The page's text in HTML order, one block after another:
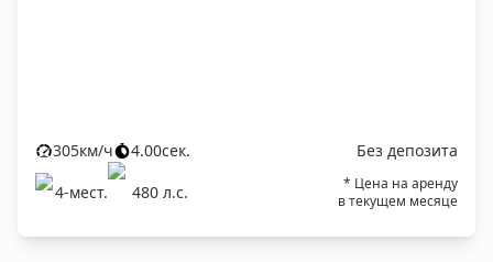
305км/ч 4.00сек.
Без депозита
4-мест. 480 л.c.
* Цена на аренду
в текущем месяце